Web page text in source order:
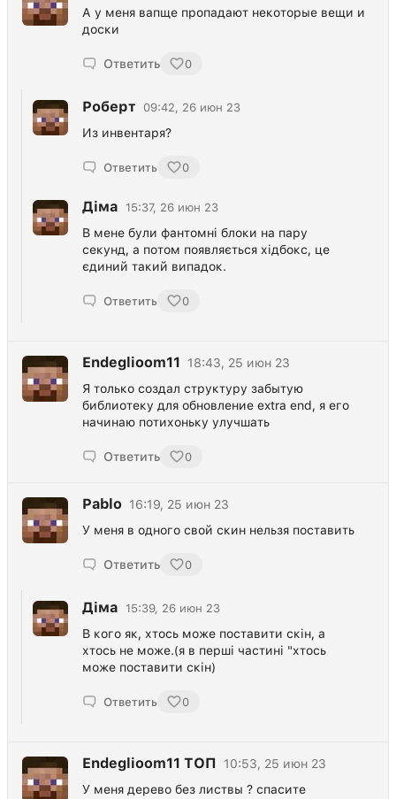
А у меня вапще пропадают некоторые вещи и
доски
Ответить 0
Роберт 09:42, 26 июн 23
Из инвентаря?
Ответить 0
Діма 15:37, 26 июн 23
В мене були фантомні блоки на пару
секунд, а потом появляється хідбокс, це
єдиний такий випадок.
Ответить 0
Endeglioom11
18:43, 25 июн 23
Я только создал структуру забытую
библиотеку для обновление extra end, я его
начинаю потихоньку улучшать
Ответить 0
Pablo 16:19, 25 июн 23
У меня в одного свой скин нельзя поставить
Ответить 0
Діма 15:39, 26 июн 23
В кого як, хтось може поставити скін, а
хтось не може.(я в перші частині "хтось
може поставити скін)
Ответить 0
Endeglioom11 ТОП
10:53, 25 июн 23
У меня дерево без листвы ? спасите